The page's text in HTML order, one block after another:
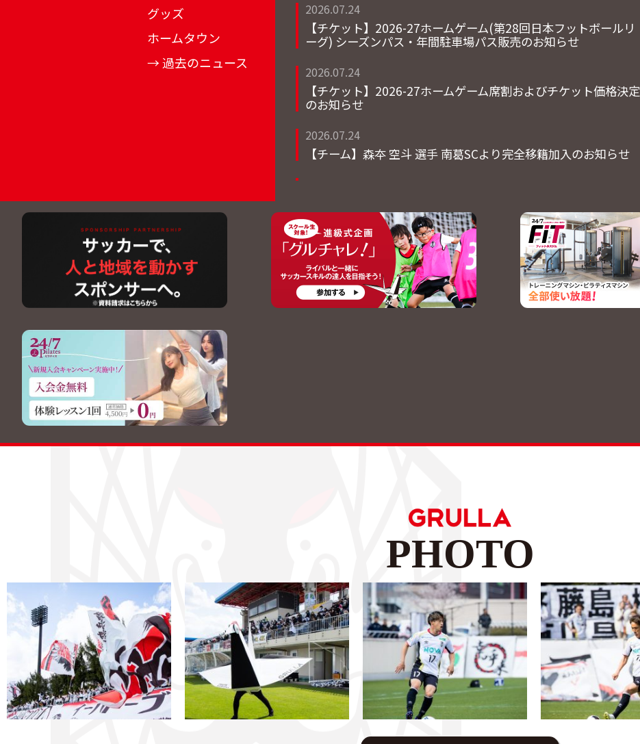
グッズ
ホームタウン
→ 過去のニュース
2026.07.24
【チケット】2026-27ホームゲーム(第28回日本フットボールリ
ーグ) シーズンパス・年間駐車場パス販売のお知らせ
2026.07.24
【チケット】2026-27ホームゲーム席割およびチケット価格決定
のお知らせ
2026.07.24
【チーム】森夲 空斗 選手 南葛SCより完全移籍加入のお知らせ
2026.07.22
【イベント】盛岡さんさ踊り参加のお知らせ
2026.07.22
【イベント】植田峻佑選手GKスクールを開催します!!
PHOTO